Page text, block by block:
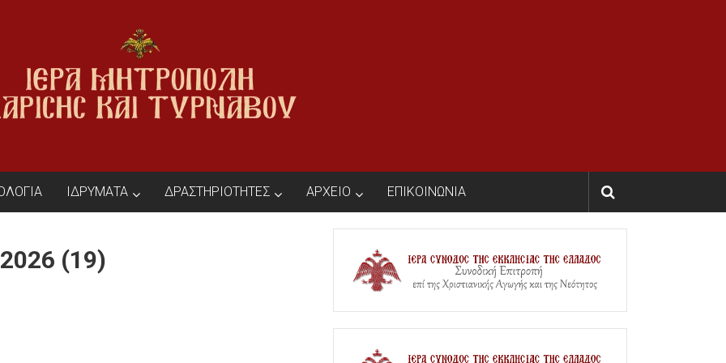
ΙΔΡΥΜΑΤΑ ΔΡΑΣΤΗΡΙΟΤΗΤΕΣ ΑΡΧΕΙΟ ΕΠΙΚΟΙΝΩΝΙΑ
(19)